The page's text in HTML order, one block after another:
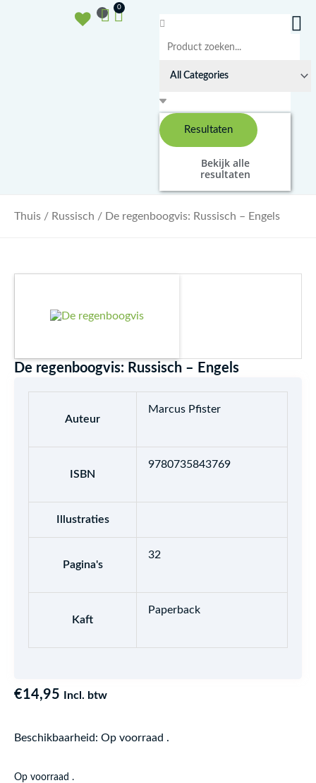
Search
Resultaten
Bekijk alle
resultaten
0
Winkelwagen
Thuis / Russisch / De regenboogvis: Russisch – Engels
De regenboogvis: Russisch – Engels
Auteur
Marcus Pfister
ISBN
9780735843769
Illustraties
Pagina's
32
Kaft
Paperback
€14,95 Incl. btw
Beschikbaarheid: Op voorraad .
Op voorraad .
De